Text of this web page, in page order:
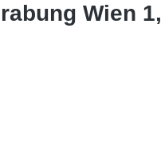
Wien 1,